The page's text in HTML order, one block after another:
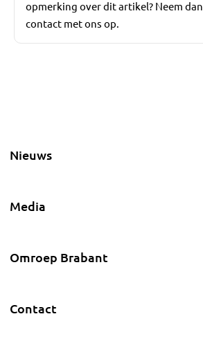
opmerking over dit artikel? Neem dan
contact met ons op.
Nieuws
Media
Omroep Brabant
Contact